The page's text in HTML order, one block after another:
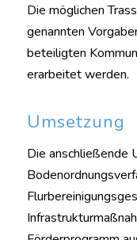
Die möglichen
genannten
beteiligten
erarbeitet werden.
Umsetzung
Die anschließende